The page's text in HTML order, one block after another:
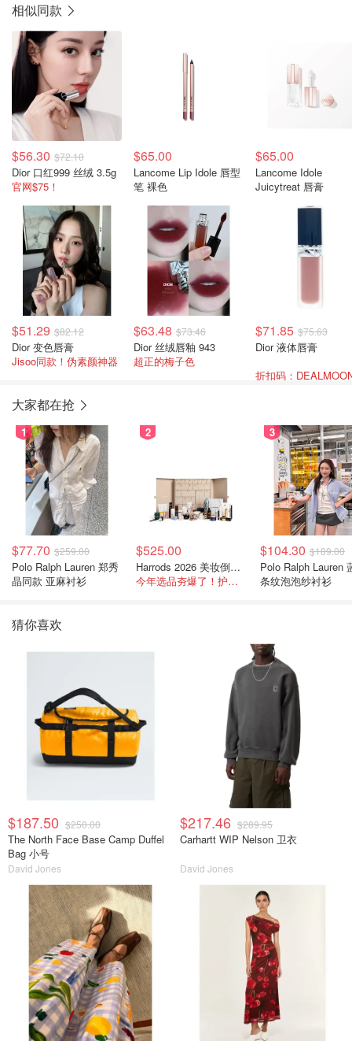
相似同款
$56.30 $72.10
Dior 口红999 丝绒 3.5g
官网$75！
$65.00
Lancome Lip Idole 唇型
笔 裸色
$65.00
Lancome Idole
Juicytreat 唇膏
$51.29 $82.12
Dior 变色唇膏
Jisoo同款！伪素颜神器
$63.48 $73.46
Dior 丝绒唇釉 943
超正的梅子色
$71.85 $75.63
Dior 液体唇膏
大家都在抢
1
$77.70 $259.00
Polo Ralph Lauren 郑秀
晶同款 亚麻衬衫
2
$525.00
Harrods 2026 美妆倒数日历
今年选品夯爆了！护肤全线都很绝
3
$104.30 $189.00
Polo Ralph Lauren
条纹泡泡纱衬衫
猜你喜欢
$187.50 $250.00
The North Face Base Camp Duffel
Bag 小号
David Jones
$217.46 $289.95
Carhartt WIP Nelson 卫衣
David Jones